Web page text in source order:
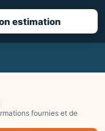
estimation
fournies et de